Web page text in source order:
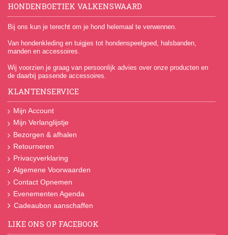
HONDENBOETIEK VALKENSWAARD
Bij ons kun je terecht om je hond helemaal te verwennen.
Van hondenkleding en tuigjes tot hondenspeelgoed, halsbanden,
manden en accessoires.
Wij voorzien je graag van persoonlijk advies over onze producten en
de daarbij passende accessoires.
KLANTENSERVICE
Mijn Account
Mijn Verlanglijstje
Bezorgen & afhalen
Retourneren
Privacyverklaring
Algemene Voorwaarden
Contact Opnemen
Evenementen Agenda
Cadeaubon aanschaffen
LIKE ONS OP FACEBOOK